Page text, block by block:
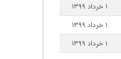
۱ خرداد ۱۳۹۹
۱ خرداد ۱۳۹۹
۱ خرداد ۱۳۹۹